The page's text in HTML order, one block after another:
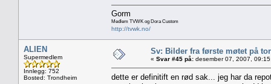
Gorm
Medlem TVWK og Dora Custom
http://tvwk.no/
ALIEN
Supermedlem
Innlegg: 752
Bosted: Trondheim
Sv: Bilder fra første møtet på
« Svar #45 på: desember 07, 2007,
dette er definitift en rød sak... jeg har da